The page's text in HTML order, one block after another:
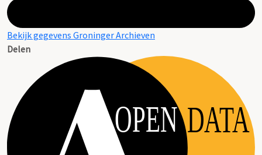
Bekijk gegevens Groninger Archieven
Delen
OPEN DATA